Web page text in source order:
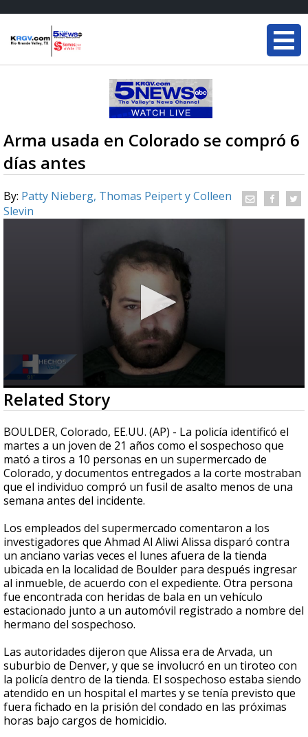
Arma usada en Colorado se compró 6
días antes
By: Patty Nieberg, Thomas Peipert y Colleen
Slevin
0
seconds
of
1
minute,
21
seconds
Related Story
BOULDER, Colorado, EE.UU. (AP) - La policía identificó el
martes a un joven de 21 años como el sospechoso que
mató a tiros a 10 personas en un supermercado de
Colorado, y documentos entregados a la corte mostraban
que el individuo compró un fusil de asalto menos de una
semana antes del incidente.
Los empleados del supermercado comentaron a los
investigadores que Ahmad Al Aliwi Alissa disparó contra
un anciano varias veces el lunes afuera de la tienda
ubicada en la localidad de Boulder para después ingresar
al inmueble, de acuerdo con el expediente. Otra persona
fue encontrada con heridas de bala en un vehículo
estacionado junto a un automóvil registrado a nombre del
hermano del sospechoso.
Las autoridades dijeron que Alissa era de Arvada, un
suburbio de Denver, y que se involucró en un tiroteo con
la policía dentro de la tienda. El sospechoso estaba siendo
atendido en un hospital el martes y se tenía previsto que
fuera fichado en la prisión del condado en las próximas
horas bajo cargos de homicidio.